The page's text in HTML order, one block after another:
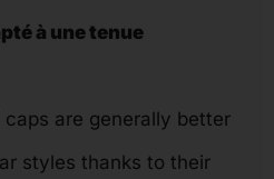
à une tenue
are generally better
styles thanks to their